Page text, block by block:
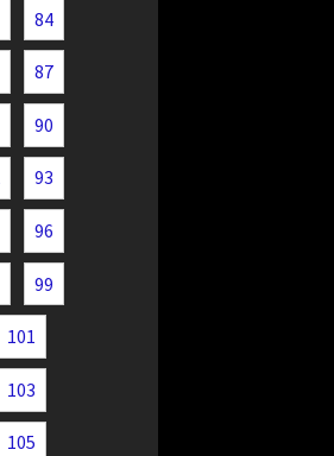
84
87
90
93
96
99
101
103
105